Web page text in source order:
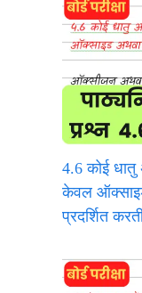
4.6 कोई
केवल
प्रदर्शित